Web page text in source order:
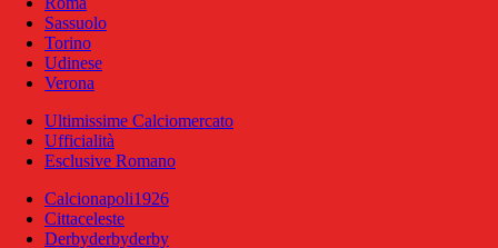
Sassuolo
Torino
Udinese
Verona
Ultimissime Calciomercato
Ufficialità
Esclusive Romano
Calcionapoli1926
Cittaceleste
Derbyderbyderby